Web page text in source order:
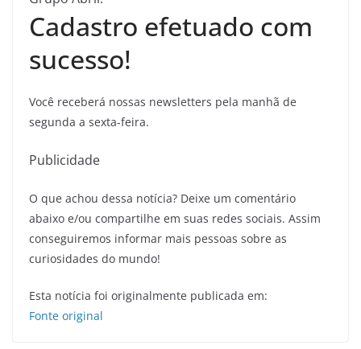
Cadastro efetuado com
sucesso!
Você receberá nossas newsletters pela manhã de
segunda a sexta-feira.
Publicidade
O que achou dessa notícia? Deixe um comentário
abaixo e/ou compartilhe em suas redes sociais. Assim
conseguiremos informar mais pessoas sobre as
curiosidades do mundo!
Esta notícia foi originalmente publicada em:
Fonte original